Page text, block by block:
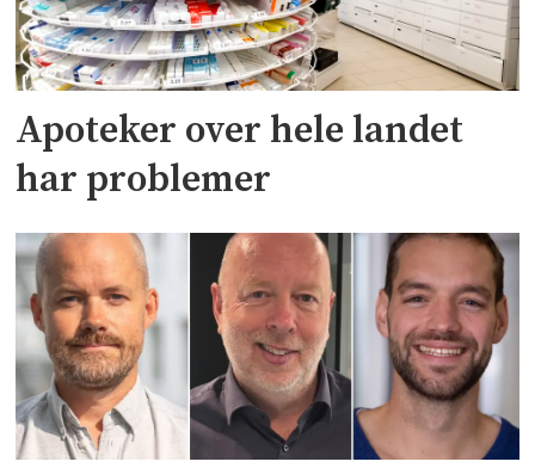
Apoteker over hele landet
har problemer